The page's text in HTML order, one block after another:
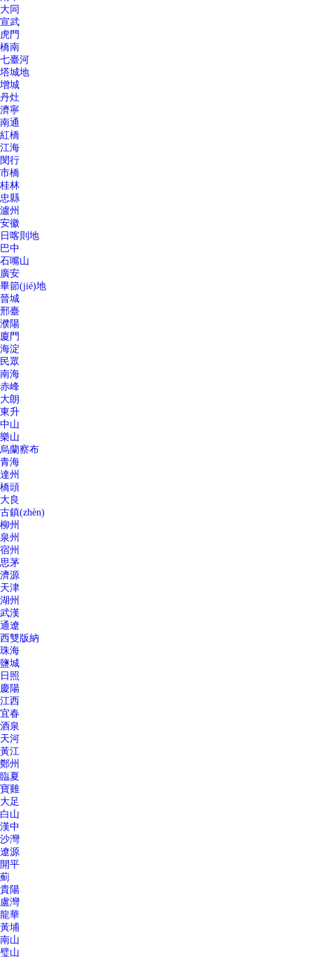
大同
宣武
虎門
橋南
七臺河
塔城地
增城
丹灶
濟寧
南通
紅橋
江海
閔行
市橋
桂林
忠縣
瀘州
安徽
日喀則地
巴中
石嘴山
廣安
畢節(jié)地
晉城
邢臺
濮陽
廈門
海淀
民眾
南海
赤峰
大朗
東升
中山
樂山
烏蘭察布
青海
達州
橋頭
大良
古鎮(zhèn)
柳州
泉州
宿州
思茅
濟源
天津
湖州
武漢
通遼
西雙版納
珠海
鹽城
日照
慶陽
江西
宜春
酒泉
天河
黃江
鄭州
臨夏
寶雞
大足
白山
漢中
沙灣
遼源
開平
薊
貴陽
盧灣
龍華
黃埔
南山
璧山